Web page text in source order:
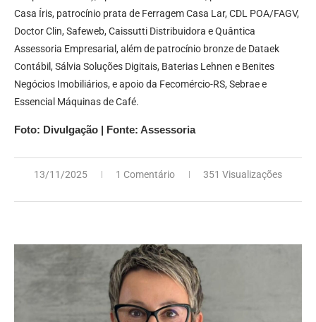
Casa Íris, patrocínio prata de Ferragem Casa Lar, CDL POA/FAGV,
Doctor Clin, Safeweb, Caissutti Distribuidora e Quântica
Assessoria Empresarial, além de patrocínio bronze de Dataek
Contábil, Sálvia Soluções Digitais, Baterias Lehnen e Benites
Negócios Imobiliários, e apoio da Fecomércio-RS, Sebrae e
Essencial Máquinas de Café.
Foto: Divulgação | Fonte: Assessoria
13/11/2025 1 Comentário 351 Visualizações